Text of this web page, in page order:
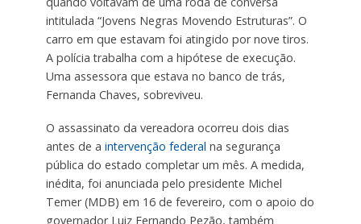
intitulada “Jovens Negras Movendo Estruturas”. O
carro em que estavam foi atingido por nove tiros.
A polícia trabalha com a hipótese de execução.
Uma assessora que estava no banco de trás,
Fernanda Chaves, sobreviveu.
O assassinato da vereadora ocorreu dois dias
antes de a intervenção federal na segurança
pública do estado completar um mês. A medida,
inédita, foi anunciada pelo presidente Michel
Temer (MDB) em 16 de fevereiro, com o apoio do
governador Luiz Fernando Pezão, também